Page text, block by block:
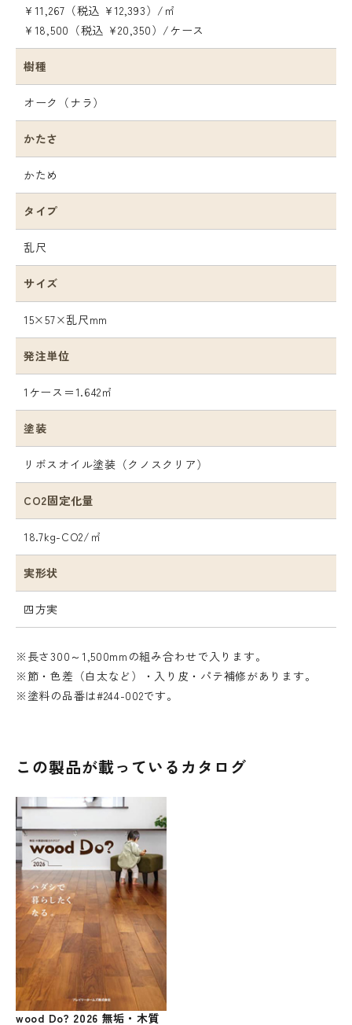
¥11,267（税込 ¥12,393）/㎡
¥18,500（税込 ¥20,350）/ケース
樹種
オーク（ナラ）
かたさ
かため
タイプ
乱尺
サイズ
15×57×乱尺mm
発注単位
1ケース＝1.642㎡
塗装
リボスオイル塗装（クノスクリア）
CO2固定化量
18.7kg-CO2/㎡
実形状
四方実
※長さ300～1,500mmの組み合わせで入ります。
※節・色差（白太など）・入り皮・パテ補修があります。
※塗料の品番は#244-002です。
この製品が載っているカタログ
wood Do? 2026 無垢・木質